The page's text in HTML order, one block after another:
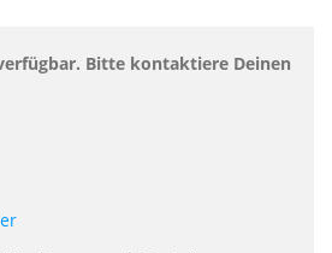
Bitte kontaktiere Deinen